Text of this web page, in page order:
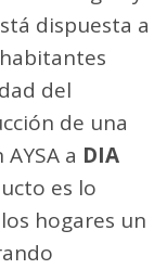
dispuesta a
del
de una
a DIA
es lo
hogares un